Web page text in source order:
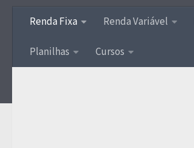
Renda Fixa Renda Variável
Planilhas Cursos